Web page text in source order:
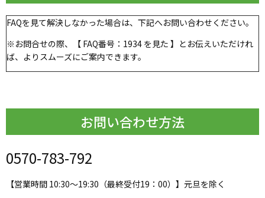
FAQを見て解決しなかった場合は、下記へお問い合わせください。
※お問合せの際、【 FAQ番号： 1934 を見た 】とお伝えいただけれ
ば、よりスムーズにご案内できます。
お問い合わせ方法
0570-783-792
【営業時間 10:30～19:30（最終受付19：00）】元旦を除く